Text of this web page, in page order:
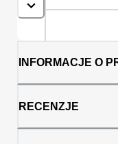
Narożnik
obsłudze
jest
pościeli
produktu:
standardzie
zdjęcia
INFORMACJE O
RECENZJE